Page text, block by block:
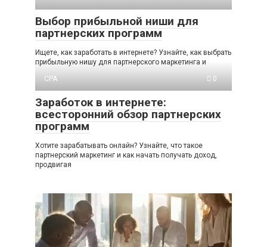
Выбор прибыльной ниши для
партнерских программ
Ищете, как заработать в интернете? Узнайте, как выбрать
прибыльную нишу для партнерского маркетинга и
CPA
0
Заработок в интернете:
всесторонний обзор партнерских
программ
Хотите зарабатывать онлайн? Узнайте, что такое
партнерский маркетинг и как начать получать доход,
продвигая